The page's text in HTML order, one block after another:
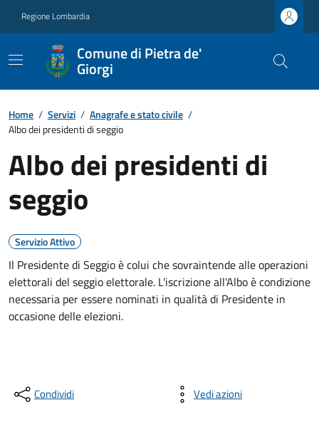
Regione Lombardia
Comune di Pietra de'
Giorgi
Home / Servizi / Anagrafe e stato civile /
Albo dei presidenti di seggio
Albo dei presidenti di
seggio
Servizio Attivo
Il Presidente di Seggio è colui che sovraintende alle operazioni
elettorali del seggio elettorale. L'iscrizione all'Albo è condizione
necessaria per essere nominati in qualità di Presidente in
occasione delle elezioni.
Condividi Vedi azioni